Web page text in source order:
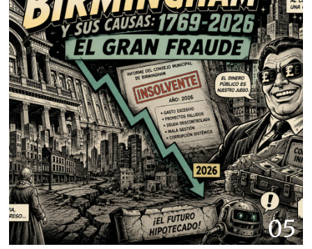
05